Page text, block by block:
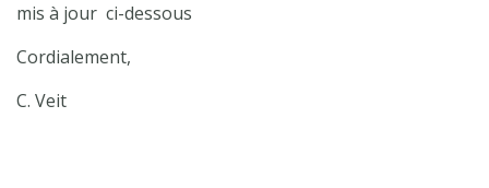
mis à jour ci-dessous
Cordialement,
C. Veit